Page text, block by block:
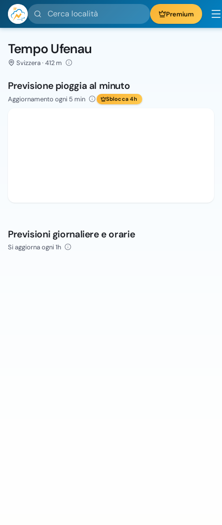
Cerca località Premium
Tempo Ufenau
Svizzera · 412 m
Previsione pioggia al minuto
Aggiornamento ogni 5 min Sblocca 4h
Previsioni giornaliere e orarie
Si aggiorna ogni 1h